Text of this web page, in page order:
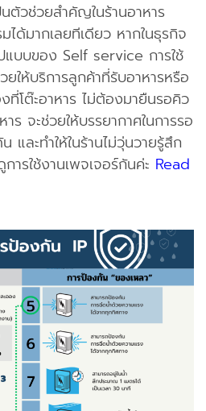
นตัวช่วยสำคัญในร้านอาหาร
ได้มากเลยทีเดียว หากในธุรกิจ
บบของ Self service การใช้
ยให้บริการลูกค้าที่รับอาหารหรือ
ที่โต๊ะอาหาร ไม่ต้องมายืนรอคิว
ร จะช่วยให้บรรยากาศในการรอ
และทำให้ในร้านไม่วุ่นวายรู้สึก
รใช้งานเพจเจอร์กันค่ะ Read